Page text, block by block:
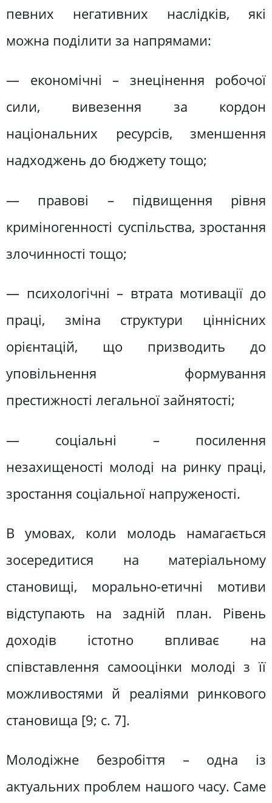
певних негативних наслідків, які
можна поділити за напрямами:
— економічні – знецінення робочої
сили, вивезення за кордон
національних ресурсів, зменшення
надходжень до бюджету тощо;
— правові – підвищення рівня
криміногенності суспільства, зростання
злочинності тощо;
— психологічні – втрата мотивації до
праці, зміна структури ціннісних
орієнтацій, що призводить до
уповільнення формування
престижності легальної зайнятості;
— соціальні – посилення
незахищеності молоді на ринку праці,
зростання соціальної напруженості.
В умовах, коли молодь намагається
зосередитися на матеріальному
становищі, морально-етичні мотиви
відступають на задній план. Рівень
доходів істотно впливає на
співставлення самооцінки молоді з її
можливостями й реаліями ринкового
становища [9; с. 7].
Молодіжне безробіття – одна із
актуальних проблем нашого часу. Саме